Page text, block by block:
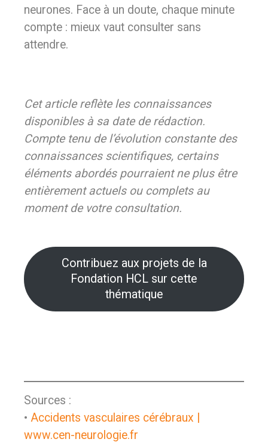
neurones. Face à un doute, chaque minute
compte : mieux vaut consulter sans
attendre.
Cet article reflète les connaissances
disponibles à sa date de rédaction.
Compte tenu de l’évolution constante des
connaissances scientifiques, certains
éléments abordés pourraient ne plus être
entièrement actuels ou complets au
moment de votre consultation.
Contribuez aux projets de la
Fondation HCL sur cette
thématique
Sources :
• Accidents vasculaires cérébraux |
www.cen-neurologie.fr